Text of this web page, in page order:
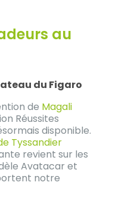
au
du Figaro
de Magali
Réussites
disponible.
Tyssandier
revient sur les
Avatacar et
notre